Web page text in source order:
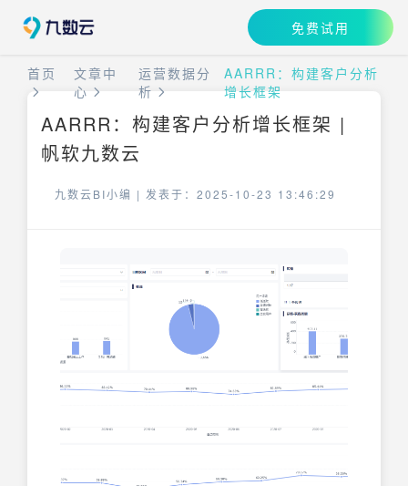
免费试用
首页
文章中
心
运营数据分
析
AARRR：构建客户分析
增长框架
AARRR：构建客户分析增长框架 |
帆软九数云
九数云BI小编 | 发表于：2025-10-23 13:46:29